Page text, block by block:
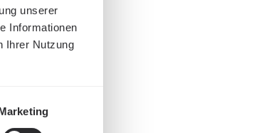
unserer
Informationen
Ihrer Nutzung